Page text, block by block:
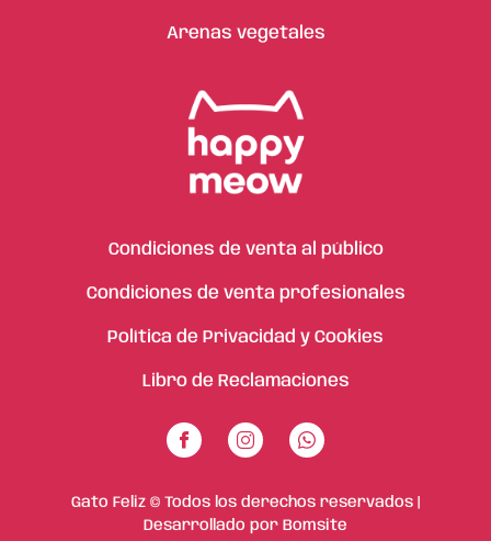
Arenas vegetales
Condiciones de venta al público
Condiciones de venta profesionales
Política de Privacidad y Cookies
Libro de Reclamaciones
Gato Feliz © Todos los derechos reservados |
Desarrollado por Bomsite